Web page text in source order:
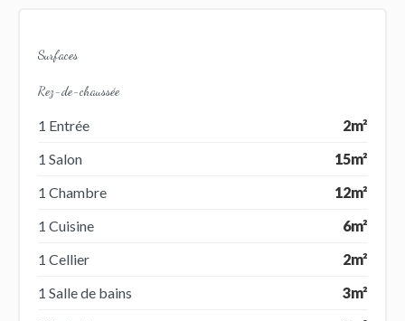
Surfaces
Rez-de-chaussée
1 Entrée
2m²
1 Salon
15m²
1 Chambre
12m²
1 Cuisine
6m²
1 Cellier
2m²
1 Salle de bains
3m²